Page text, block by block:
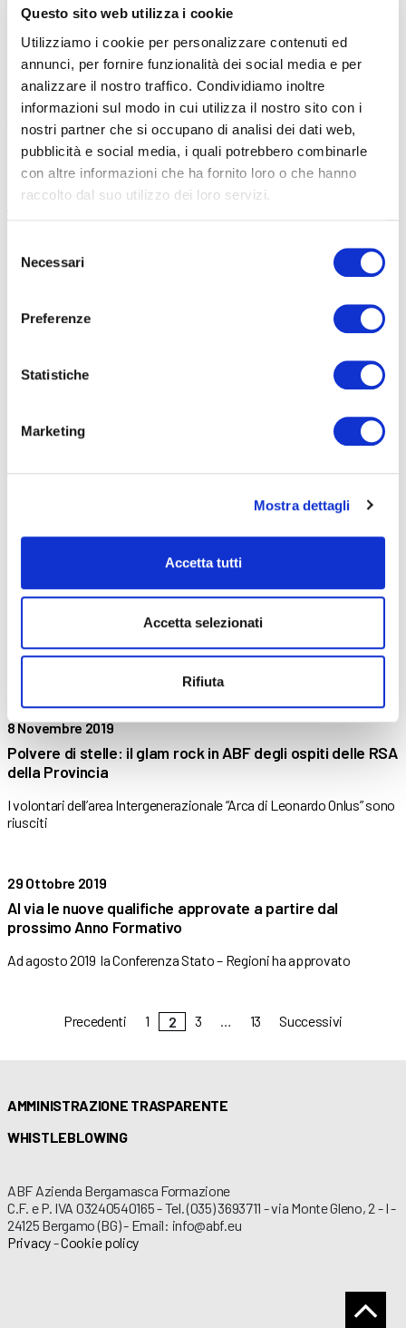
Questo sito web utilizza i cookie
Utilizziamo i cookie per personalizzare contenuti ed
annunci, per fornire funzionalità dei social media e per
analizzare il nostro traffico. Condividiamo inoltre
informazioni sul modo in cui utilizza il nostro sito con i
nostri partner che si occupano di analisi dei dati web,
pubblicità e social media, i quali potrebbero combinarle
con altre informazioni che ha fornito loro o che hanno
raccolto dal suo utilizzo dei loro servizi.
delNecessari
Preferenze
Statistiche
Marketing
Mostra dettagli
Accetta tutti
Accetta selezionati
Rifiuta
5 Febbraio 2020
MANIFESTAZIONE DI INTERESSE PER L’AFFIDAMENTO DI
SERVIZI DI RETE E CONNETTIVITA’ DATI DELLE SEDI DI
AZIENDA BERGAMASCA FORMAZIONE (ABF)
Si pubblica avviso per la Manifestazione di Interesse
Si informa che le iscrizioni per il primo anno Anno
Indagine esplorativa per l’affidamento dei servizi
assicurativi
20 Novembre 2019
I licei la fanno da padrone ma il territorio chiede figure
OPEN DAY 2020-2021
8 Novembre 2019
Polvere di stelle: il glam rock in ABF degli ospiti delle RSA
della Provincia
I volontari dell’area Intergenerazionale “Arca di Leonardo Onlus” sono
riusciti
29 Ottobre 2019
Al via le nuove qualifiche approvate a partire dal
prossimo Anno Formativo
Ad agosto 2019 la Conferenza Stato – Regioni ha approvato
Precedenti 1 2 3 13 Successivi
AMMINISTRAZIONE TRASPARENTE
WHISTLEBLOWING
ABF Azienda Bergamasca Formazione
C.F. e P. IVA 03240540165 - Tel. (035) 3693711 - via Monte Gleno, 2 - I -
24125 Bergamo (BG) - Email: info@abf.eu
Privacy-Cookie policy